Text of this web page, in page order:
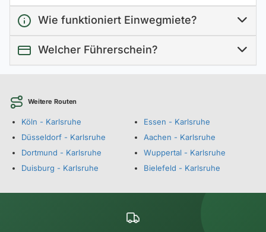
Wie funktioniert Einwegmiete?
Welcher Führerschein?
Weitere Routen
Köln - Karlsruhe
Düsseldorf - Karlsruhe
Dortmund - Karlsruhe
Duisburg - Karlsruhe
Essen - Karlsruhe
Aachen - Karlsruhe
Wuppertal - Karlsruhe
Bielefeld - Karlsruhe